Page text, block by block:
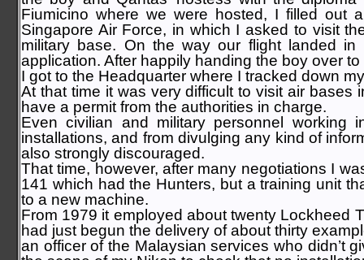
Fiumicino where we were hosted, I filled out
Singapore Air Force, in which I asked to visit
military base. On the way our flight landed
application. After happily handing the boy over
I got to the Headquarter where I tracked down
At that time it was very difficult to visit air bases
have a permit from the authorities in charge.
Even civilian and military personnel working
installations, and from divulging any kind of
also strongly discouraged.
That time, however, after many negotiations I
141 which had the Hunters, but a training unit
to a new machine.
From 1979 it employed about twenty Lockheed
had just begun the delivery of about thirty
an officer of the Malaysian services who didn’t